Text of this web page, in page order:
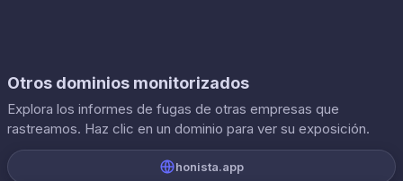
Otros dominios monitorizados
Explora los informes de fugas de otras empresas que
rastreamos. Haz clic en un dominio para ver su exposición.
honista.app